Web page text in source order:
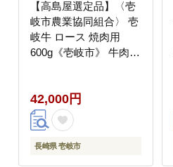
【高島屋選定品】〈壱
岐市農業協同組合〉 壱
岐牛 ロース 焼肉用
600g《壱岐市》 牛肉
42,000円
長崎県 壱岐市